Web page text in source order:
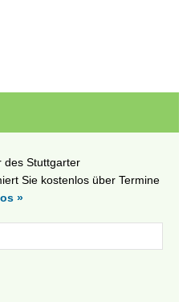
des Stuttgarter
Sie kostenlos über Termine
»